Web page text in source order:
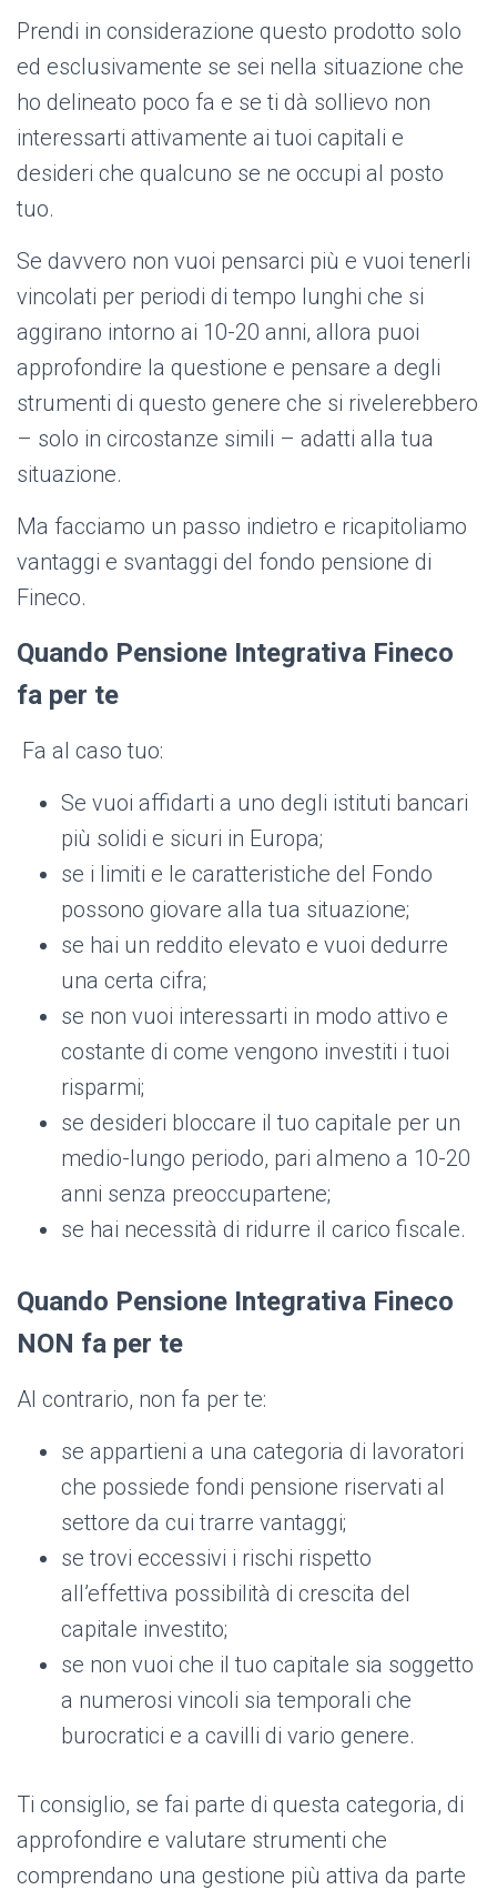
Prendi in considerazione questo prodotto solo
ed esclusivamente se sei nella situazione che
ho delineato poco fa e se ti dà sollievo non
interessarti attivamente ai tuoi capitali e
desideri che qualcuno se ne occupi al posto
tuo.
Se davvero non vuoi pensarci più e vuoi tenerli
vincolati per periodi di tempo lunghi che si
aggirano intorno ai 10-20 anni, allora puoi
approfondire la questione e pensare a degli
strumenti di questo genere che si rivelerebbero
– solo in circostanze simili – adatti alla tua
situazione.
Ma facciamo un passo indietro e ricapitoliamo
vantaggi e svantaggi del fondo pensione di
Fineco.
Quando Pensione Integrativa Fineco
fa per te
Fa al caso tuo:
Se vuoi affidarti a uno degli istituti bancari
più solidi e sicuri in Europa;
se i limiti e le caratteristiche del Fondo
possono giovare alla tua situazione;
se hai un reddito elevato e vuoi dedurre
una certa cifra;
se non vuoi interessarti in modo attivo e
costante di come vengono investiti i tuoi
risparmi;
se desideri bloccare il tuo capitale per un
medio-lungo periodo, pari almeno a 10-20
anni senza preoccupartene;
se hai necessità di ridurre il carico fiscale.
Quando Pensione Integrativa Fineco
NON fa per te
Al contrario, non fa per te:
se appartieni a una categoria di lavoratori
che possiede fondi pensione riservati al
settore da cui trarre vantaggi;
se trovi eccessivi i rischi rispetto
all’effettiva possibilità di crescita del
capitale investito;
se non vuoi che il tuo capitale sia soggetto
a numerosi vincoli sia temporali che
burocratici e a cavilli di vario genere.
Ti consiglio, se fai parte di questa categoria, di
approfondire e valutare strumenti che
comprendano una gestione più attiva da parte